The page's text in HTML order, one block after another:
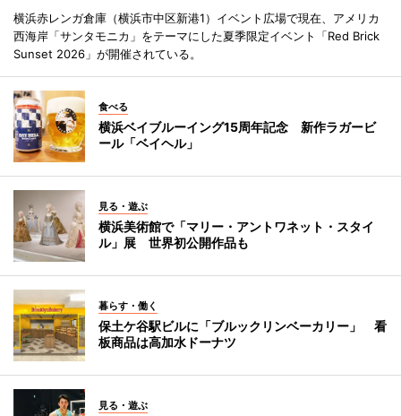
横浜赤レンガ倉庫（横浜市中区新港1）イベント広場で現在、アメリカ
西海岸「サンタモニカ」をテーマにした夏季限定イベント「Red Brick
Sunset 2026」が開催されている。
食べる
横浜ベイブルーイング15周年記念 新作ラガービ
ール「ベイヘル」
見る・遊ぶ
横浜美術館で「マリー・アントワネット・スタイ
ル」展 世界初公開作品も
暮らす・働く
保土ケ谷駅ビルに「ブルックリンベーカリー」 看
板商品は高加水ドーナツ
見る・遊ぶ